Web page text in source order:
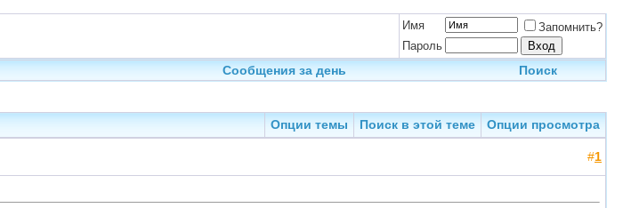
Имя
Запомнить?
Пароль
Сообщения за день Поиск
Опции темы Поиск в этой теме
Опции просмотра
#1